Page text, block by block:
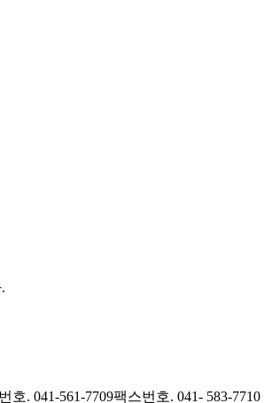
호. 041-561-7709팩스번호. 041- 583-7710